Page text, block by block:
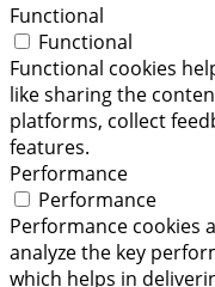
Functional
Functional
Functional cookies
like sharing the
platforms, collect
features.
Performance
Performance
Performance cookies
analyze the key
which helps in